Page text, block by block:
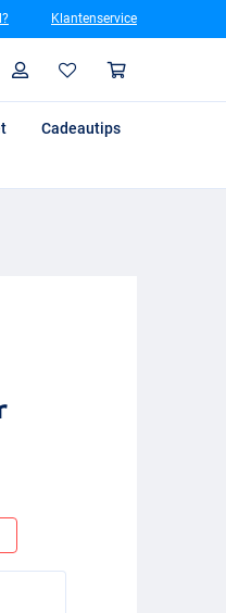
Klantenservice
Profiel
Cadeautips